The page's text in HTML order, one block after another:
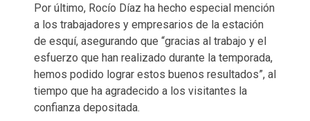
Por último, Rocío Díaz ha hecho especial mención
a los trabajadores y empresarios de la estación
de esquí, asegurando que “gracias al trabajo y el
esfuerzo que han realizado durante la temporada,
hemos podido lograr estos buenos resultados”, al
tiempo que ha agradecido a los visitantes la
confianza depositada.